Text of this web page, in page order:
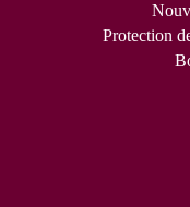
Protection